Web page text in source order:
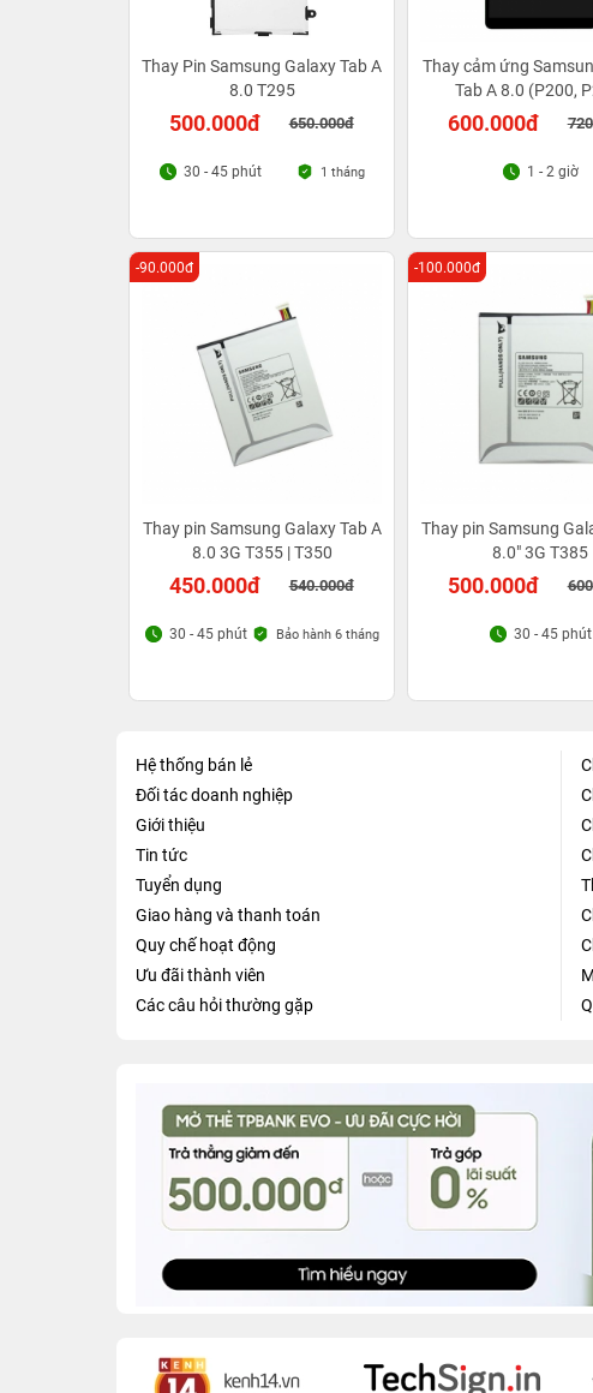
Thay Pin Samsung Galaxy Tab A
8.0 T295
500.000đ 650.000đ
30 - 45 phút 1 tháng
Thay cảm ứng
Tab A 8.0 (P200,
600.000đ
1 - 2 giờ
Thay pin Samsung Galaxy Tab A
8.0 3G T355 | T350
450.000đ 540.000đ
-90.000đ
30 - 45 phút Bảo hành 6 tháng
Thay pin Samsung
8.0" 3G T385
500.000đ
-100.000đ
30 - 45 phút
Hệ thống bán lẻ
Đối tác doanh nghiệp
Giới thiệu
Tin tức
Tuyển dụng
Giao hàng và thanh toán
Quy chế hoạt động
Ưu đãi thành viên
Các câu hỏi thường gặp